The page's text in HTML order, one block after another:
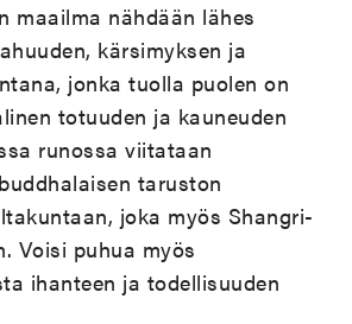
maailma nähdään lähes
kärsimyksen ja
jonka tuolla puolen on
totuuden ja kauneuden
runossa viitataan
taruston
joka myös Shangri-
Voisi puhua myös
ihanteen ja todellisuuden